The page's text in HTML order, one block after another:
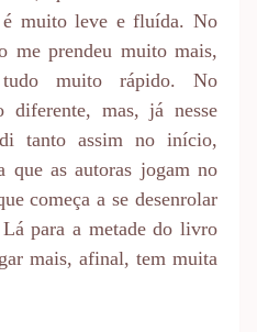
muito leve e fluída. No
me prendeu muito mais,
muito rápido. No
diferente, mas, já nesse
tanto assim no início,
que as autoras jogam no
começa a se desenrolar
para a metade do livro
mais, afinal, tem muita